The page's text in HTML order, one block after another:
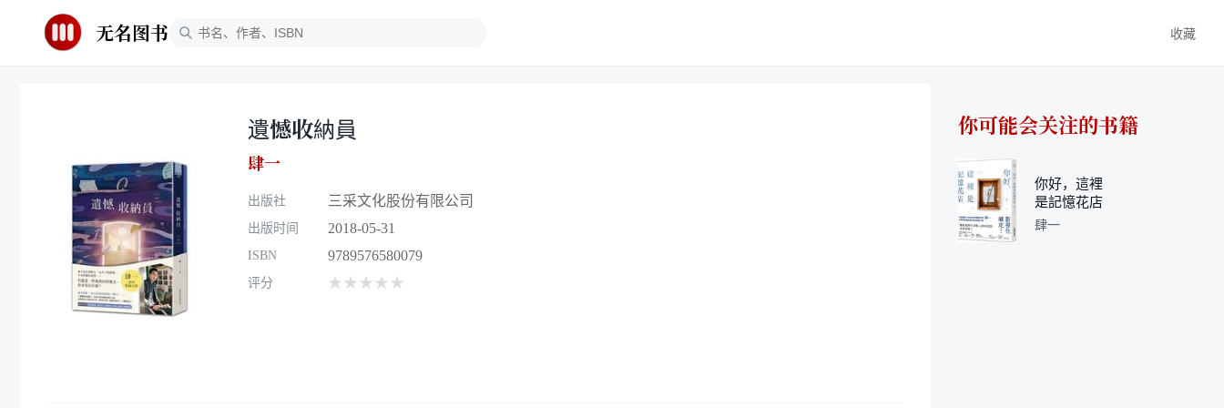
无名图书 收藏
遺憾收納員
肆一
出版社 三采文化股份有限公司
出版时间 2018-05-31
ISBN 9789576580079
评分 ★★★★★
你可能会关注的书籍
你好，這裡
是記憶花店
肆一